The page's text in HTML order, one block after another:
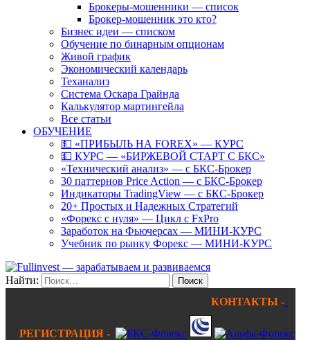
Брокеры-мошенники — список
Брокер-мошенник это кто?
Бизнес идеи — списком
Обучение по бинарным опционам
Живой график
Экономический календарь
Теханализ
Система Оскара Грайнда
Калькулятор мартингейла
Все статьи
ОБУЧЕНИЕ
💵 «ПРИБЫЛЬ НА FOREX» — КУРС
💵 КУРС — «БИРЖЕВОЙ СТАРТ С БКС»
«Технический анализ» — с БКС-Брокер
30 паттернов Price Action — с БКС-Брокер
Индикаторы TradingView — с БКС-Брокер
20+ Простых и Надежных Стратегий
«Форекс с нуля» — Цикл с FxPro
Заработок на Фьючерсах — МИНИ-КУРС
Учебник по рынку Форекс — МИНИ-КУРС
Найти:
КОНТАКТЫ -
РЕГИСТРАЦИЯ -